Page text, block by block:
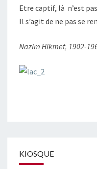
Etre captif, là n’est
Il s’agit de ne pas se
Nazim Hikmet, 1902-
KIOSQUE